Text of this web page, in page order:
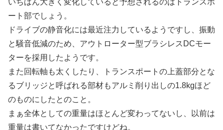
ート部でしょう。
ドライブの静音化には最近注力しているようですし、振動
と騒音低減のため、アウトローター型ブラシレスDCモー
ターを採用したようです。
また回転軸も太くしたり、トランスポートの上蓋部分とな
るブリッジと呼ばれる部材もアルミ削り出しの1.8kgほど
のものにしたとのこと。
まぁ全体としての重量はほとんど変わってないし、以前は
重量は書いてなかったですけどね。